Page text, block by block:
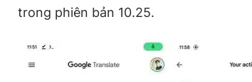
trong phiên bản 10.25.